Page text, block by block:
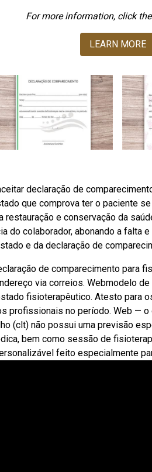
For more information, click
LEARN MORE
declaração de
que comprova ter o paciente
restauração e conservação da
do colaborador, abonando a falta
e da declaração de
de comparecimento para
via correios. Webmodelo
fisioterapêutico. Atesto para
profissionais no período. Web —
(clt) não possui uma previsão
bem como sessão de
feito especialmente